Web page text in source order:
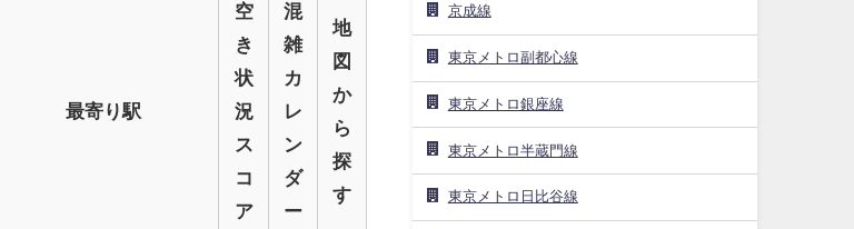
最寄り駅
空
き
状
況
ス
コ
ア
混
雑
カ
レ
ン
ダ
ー
地
図
か
ら
探
す
京成線
東京メトロ副都心線
東京メトロ銀座線
東京メトロ半蔵門線
東京メトロ日比谷線